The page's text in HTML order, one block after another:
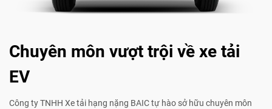
Chuyên môn vượt trội về xe tải
EV
Công ty TNHH Xe tải hạng nặng BAIC tự hào sở hữu chuyên môn